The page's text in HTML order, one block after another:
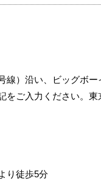
線）沿い、ビッグボー
をご入力ください。東
り徒歩5分